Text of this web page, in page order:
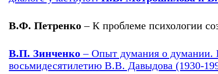
В.Ф. Петренко – К проблеме психологии
В.П. Зинченко – Опыт думания о думании.
восьмидесятилетию В.В. Давыдова (1930-